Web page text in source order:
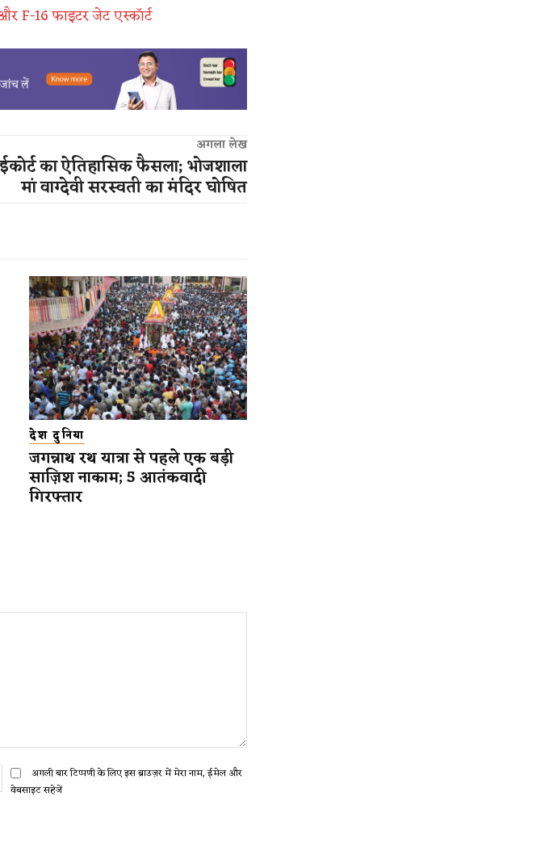
F-16 फाइटर जेट एस्कॉर्ट
अगला लेख
का ऐतिहासिक फैसला; भोजशाला
मां वाग्देवी सरस्वती का मंदिर घोषित
देश दुनिया
जगन्नाथ रथ यात्रा से पहले एक बड़ी
साज़िश नाकाम; 5 आतंकवादी
गिरफ्तार
ईमेल:*अगली बार टिप्पणी के लिए इस ब्राउज़र में मेरा नाम, ईमेल और
वेबसाइट सहेजें